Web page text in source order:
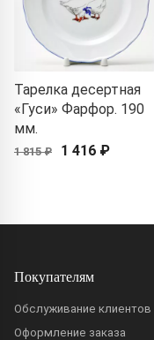
Тарелка десертная
«Гуси» Фарфор. 190
мм.
1 815 ₽ 1 416 ₽
Покупателям
Обслуживание клиентов
Оформление заказа